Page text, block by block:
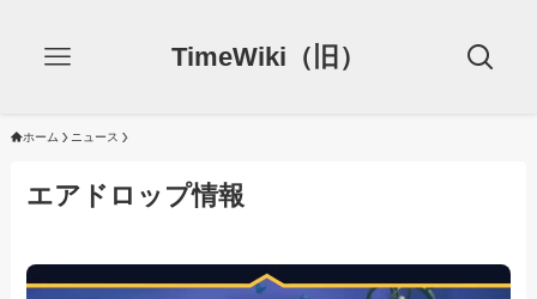
TimeWiki（旧）
ホーム ニュース
エアドロップ情報